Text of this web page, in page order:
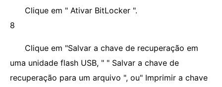
Clique em " Ativar BitLocker ".
8
Clique em "Salvar a chave de recuperação em
uma unidade flash USB, " " Salvar a chave de
recuperação para um arquivo ", ou" Imprimir a chave